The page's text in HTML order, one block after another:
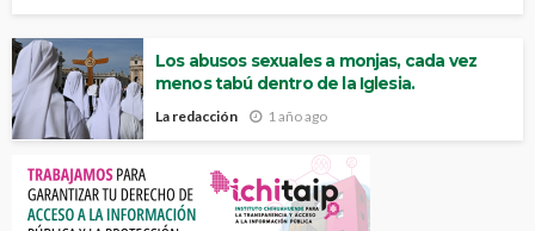
Los abusos sexuales a monjas, cada vez
menos tabú dentro de la Iglesia.
La redacción 1 año ago